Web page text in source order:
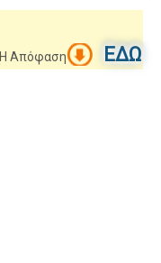
Η Απόφαση ΕΔΩ